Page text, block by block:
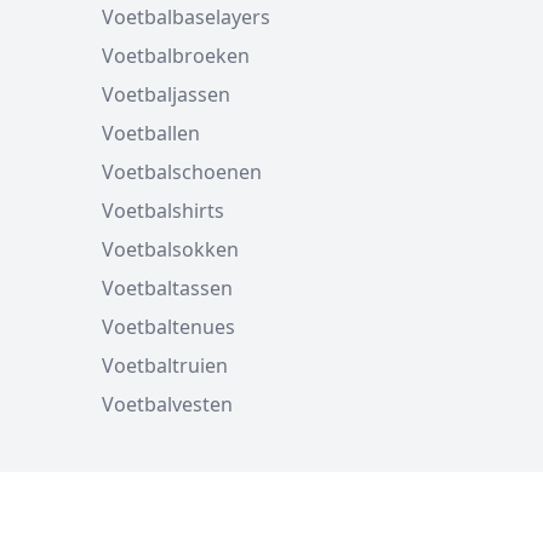
Voetbalbaselayers
Voetbalbroeken
Voetbaljassen
Voetballen
Voetbalschoenen
Voetbalshirts
Voetbalsokken
Voetbaltassen
Voetbaltenues
Voetbaltruien
Voetbalvesten